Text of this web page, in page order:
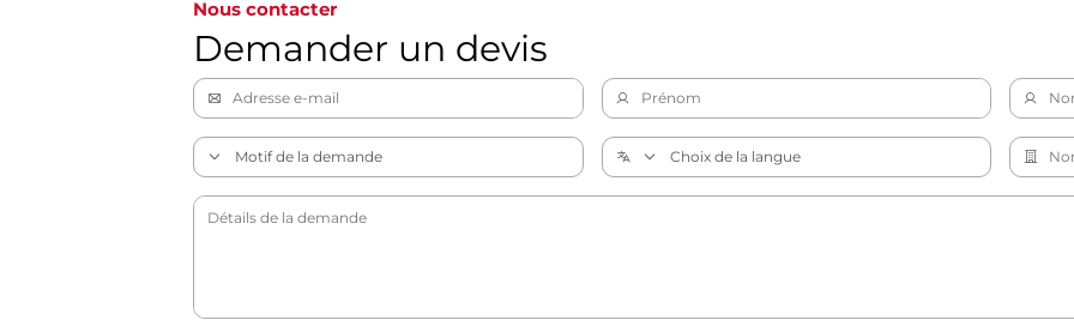
Nous contacter
Demander un devis